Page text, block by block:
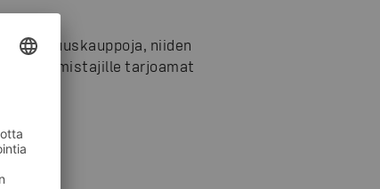
alueosuuskauppoja, niiden
tarjoamat